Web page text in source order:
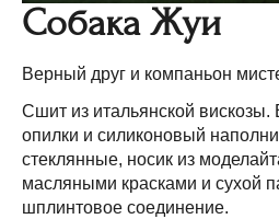
Собака Жуи
Верный друг и компаньон
Сшит из итальянской
опилки и силиконовый
стеклянные, носик из
масляными красками и сухой
шплинтовое соединение.